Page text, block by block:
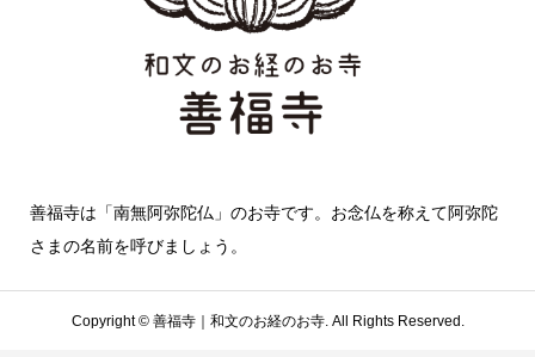
善福寺は「南無阿弥陀仏」のお寺です。お念仏を称えて阿弥陀
さまの名前を呼びましょう。
Copyright ©善福寺｜和文のお経のお寺. All Rights Reserved.